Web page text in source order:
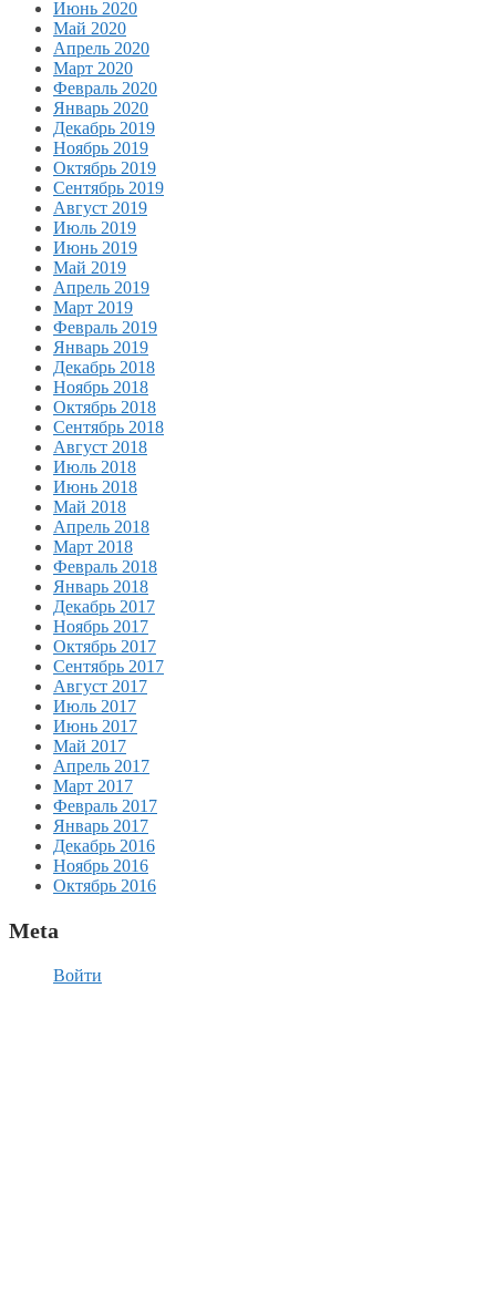
Июнь 2020
Май 2020
Апрель 2020
Март 2020
Февраль 2020
Январь 2020
Декабрь 2019
Ноябрь 2019
Октябрь 2019
Сентябрь 2019
Август 2019
Июль 2019
Июнь 2019
Май 2019
Апрель 2019
Март 2019
Февраль 2019
Январь 2019
Декабрь 2018
Ноябрь 2018
Октябрь 2018
Сентябрь 2018
Август 2018
Июль 2018
Июнь 2018
Май 2018
Апрель 2018
Март 2018
Февраль 2018
Январь 2018
Декабрь 2017
Ноябрь 2017
Октябрь 2017
Сентябрь 2017
Август 2017
Июль 2017
Июнь 2017
Май 2017
Апрель 2017
Март 2017
Февраль 2017
Январь 2017
Декабрь 2016
Ноябрь 2016
Октябрь 2016
Meta
Войти